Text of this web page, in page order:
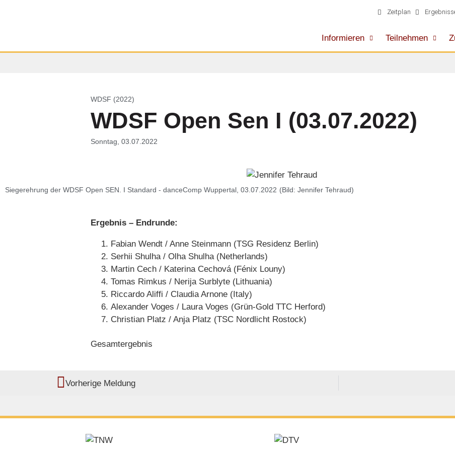
Zeitplan
Informieren Teilnehmen
WDSF (2022)
WDSF Open Sen I (03.07.2022)
Sonntag, 03.07.2022
Siegerehrung der WDSF Open SEN. I Standard - danceComp Wuppertal, 03.07.2022 (Bild: Jennifer Tehraud)
Ergebnis – Endrunde:
Fabian Wendt / Anne Steinmann (TSG Residenz Berlin)
Serhii Shulha / Olha Shulha (Netherlands)
Martin Cech / Katerina Cechová (Fénix Louny)
Tomas Rimkus / Nerija Surblyte (Lithuania)
Riccardo Aliffi / Claudia Arnone (Italy)
Alexander Voges / Laura Voges (Grün-Gold TTC Herford)
Christian Platz / Anja Platz (TSC Nordlicht Rostock)
Gesamtergebnis
Vorherige Meldung